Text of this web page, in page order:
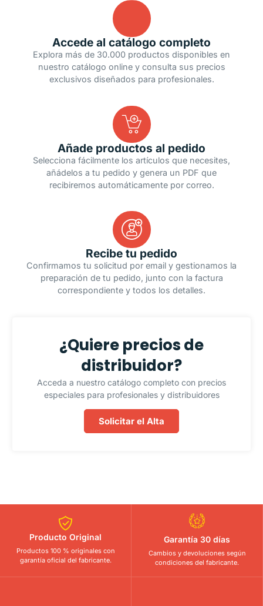
Accede al catálogo completo
Explora más de 30.000 productos disponibles en
nuestro catálogo online y consulta sus precios
exclusivos diseñados para profesionales.
Añade productos al pedido
Selecciona fácilmente los artículos que necesites,
añádelos a tu pedido y genera un PDF que
recibiremos automáticamente por correo.
Recibe tu pedido
Confirmamos tu solicitud por email y gestionamos la
preparación de tu pedido, junto con la factura
correspondiente y todos los detalles.
¿Quiere precios de
distribuidor?
Acceda a nuestro catálogo completo con precios
especiales para profesionales y distribuidores
Solicitar el Alta
Producto Original
Productos 100 % originales con
garantía oficial del fabricante.
Garantía 30 días
Cambios y devoluciones según
condiciones del fabricante.